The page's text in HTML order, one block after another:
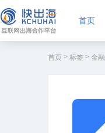
首页
首页 > 标签 > 金融